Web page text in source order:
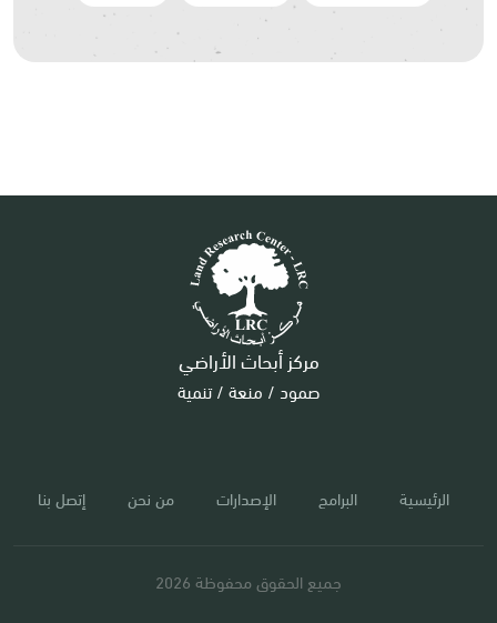
مركز أبحاث الأراضي
صمود / منعة / تنمية
الرئيسية البرامج الإصدارات من نحن إتصل بنا
جميع الحقوق محفوظة 2026